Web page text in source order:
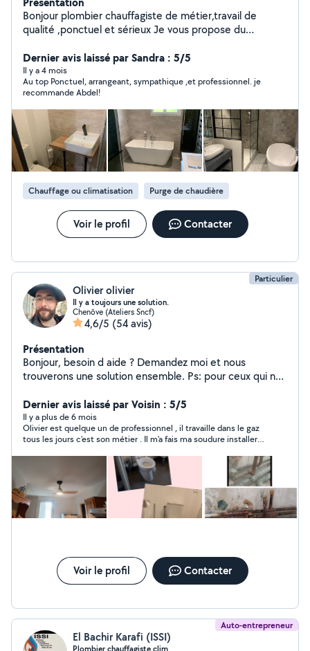
Bonjour plombier chauffagiste de métier,travail de
qualité ,ponctuel et sérieux Je vous propose du
Réparation de fuites - Débouchage de canalisations -
Remplacement de robinetterie - Détection et
réparation de fuites - Remplacement / installation de
chauffe-eau - Rénovation salle de bain - Recherche et
réparation fuite enterré - Recherche et dépannage
chauffage
Dernier avis laissé par Sandra : 5/5
Il y a 4 mois
Au top Ponctuel, arrangeant, sympathique ,et professionnel. je
recommande Abdel!
Chauffage ou climatisation Purge de chaudière
Voir le profil Contacter
Particulier
Olivier olivier
Il y a toujours une solution.
Chenôve (Ateliers Sncf)
4,6/5 (54 avis)
Présentation
Bonjour, besoin d aide ? Demandez moi et nous
trouverons une solution ensemble. Ps: pour ceux qui ne
sur le site je paye mon matériel et je paye l'essence
donc arrêtez de vouloir vos travaux gratuitement.
Dernier avis laissé par Voisin : 5/5
Il y a plus de 6 mois
Olivier est quelque un de professionnel , il travaille dans le gaz
tous les jours c'est son métier . Il m'a fais ma soudure installer
histoire d être sur qu il n'y a aucune fuite de gaz (chose qu'un
amateur ne fais pas obligatoirement ) de plus le prix est très
honnête je vous le recommande pour tous travaux type gaz.
Voir le profil Contacter
Auto-entrepreneur
El Bachir Karafi (ISSI)